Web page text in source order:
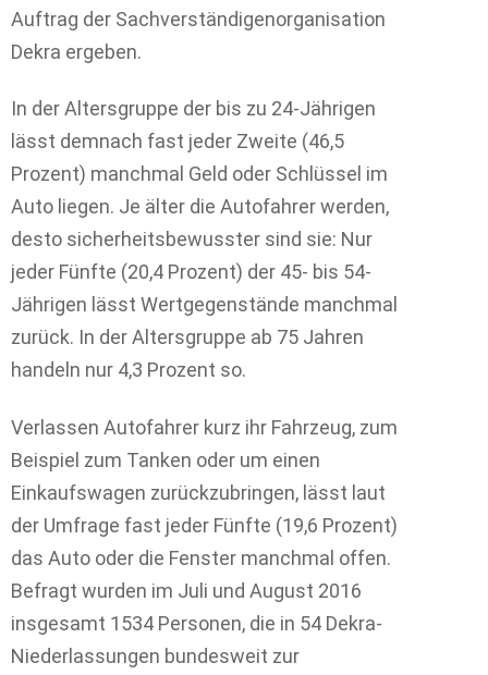
Auftrag der Sachverständigenorganisation
Dekra ergeben.
In der Altersgruppe der bis zu 24-Jährigen
lässt demnach fast jeder Zweite (46,5
Prozent) manchmal Geld oder Schlüssel im
Auto liegen. Je älter die Autofahrer werden,
desto sicherheitsbewusster sind sie: Nur
jeder Fünfte (20,4 Prozent) der 45- bis 54-
Jährigen lässt Wertgegenstände manchmal
zurück. In der Altersgruppe ab 75 Jahren
handeln nur 4,3 Prozent so.
Verlassen Autofahrer kurz ihr Fahrzeug, zum
Beispiel zum Tanken oder um einen
Einkaufswagen zurückzubringen, lässt laut
der Umfrage fast jeder Fünfte (19,6 Prozent)
das Auto oder die Fenster manchmal offen.
Befragt wurden im Juli und August 2016
insgesamt 1534 Personen, die in 54 Dekra-
Niederlassungen bundesweit zur